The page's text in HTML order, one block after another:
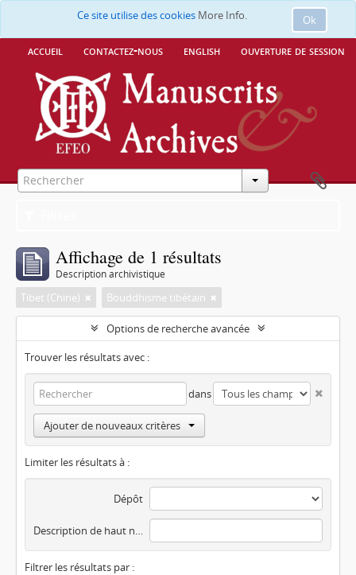
Ok
Ce site utilise des cookies More Info.
accueil contactez-nous english ouverture de session
Affichage de 1 résultats
Description archivistique
Tibet (Chine) Bouddhisme tibétain
Options de recherche avancée
Trouver les résultats avec :
dans
Ajouter de nouveaux critères
Limiter les résultats à :
Dépôt
Description de haut niveau
Filtrer les résultats par :